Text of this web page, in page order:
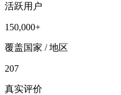
活跃用户
150,000+
覆盖国家 / 地区
207
真实评价